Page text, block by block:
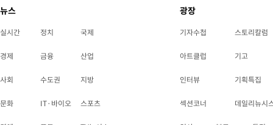
뉴스
실시간 정치 국제
경제 금융 산업
사회 수도권 지방
문화 IT·바이오 스포츠
광장
기자수첩 스토리칼럼
아트클럽 기고
인터뷰 기획특집
섹션코너 데일리뉴시